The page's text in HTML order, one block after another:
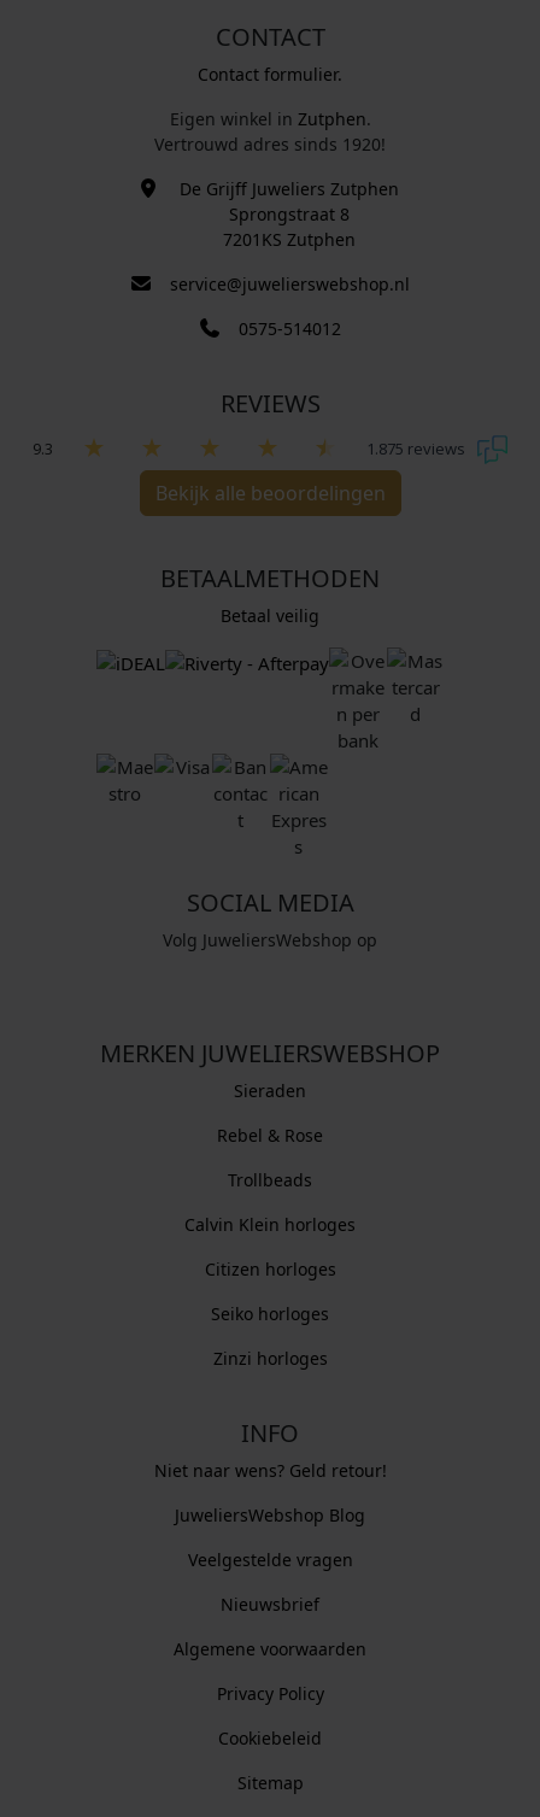
CONTACT
Contact formulier.
Eigen winkel in Zutphen.
Vertrouwd adres sinds 1920!
De Grijff Juweliers Zutphen
Sprongstraat 8
7201KS Zutphen
service@juwelierswebshop.nl
0575-514012
REVIEWS
9.3 1.875 reviews
Bekijk alle beoordelingen
BETAALMETHODEN
Betaal veilig
SOCIAL MEDIA
Volg JuweliersWebshop op
MERKEN JUWELIERSWEBSHOP
Sieraden
Rebel & Rose
Trollbeads
Calvin Klein horloges
Citizen horloges
Seiko horloges
Zinzi horloges
INFO
Niet naar wens? Geld retour!
JuweliersWebshop Blog
Veelgestelde vragen
Nieuwsbrief
Algemene voorwaarden
Privacy Policy
Cookiebeleid
Sitemap